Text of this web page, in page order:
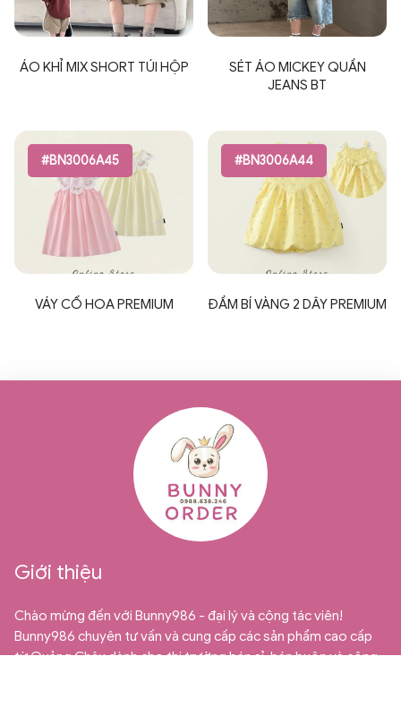
ÁO KHỈ MIX SHORT TÚI HỘP
SÉT ÁO MICKEY QUẦN
JEANS BT
#BN3006A45
VÁY CỔ HOA PREMIUM
#BN3006A44
ĐẦM BÍ VÀNG 2 DÂY PREMIUM
Giới thiệu
Chào mừng đến với Bunny986 - đại lý và cộng tác viên!
Bunny986 chuyên tư vấn và cung cấp các sản phẩm cao cấp
từ Quảng Châu dành cho thị trường bán sỉ, bán buôn và cộng